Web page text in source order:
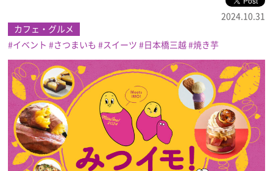
エンタメ
ライフスタイル
プレゼント
インタビュー
2024.10.31
カフェ・グルメ
イベント
さつまいも スイーツ 日本橋三越 焼き芋